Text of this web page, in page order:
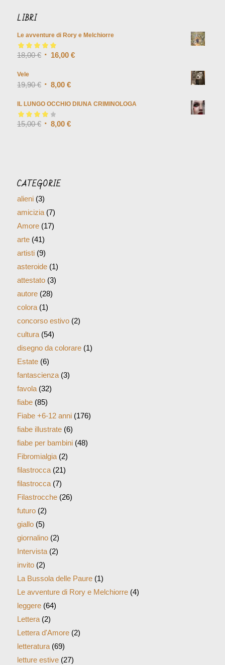
LIBRI
Le avventure di Rory e Melchiorre
Valutato5.00
su
18,00€ 16,00 €
Vele
19,90€ 8,00 €
IL LUNGO OCCHIO DIUNA CRIMINOLOGA
Valutato4.00
15,00€ 8,00 €
CATEGORIE
alieni(3)
amicizia(7)
Amore(17)
arte(41)
artisti(9)
asteroide(1)
attestato(3)
autore(28)
colora(1)
concorso estivo(2)
cultura(54)
disegno da colorare(1)
Estate(6)
fantascienza(3)
favola(32)
fiabe(85)
Fiabe +6-12 anni(176)
fiabe illustrate(6)
fiabe per bambini(48)
Fibromialgia(2)
filastrocca(21)
filastrocca(7)
Filastrocche(26)
futuro(2)
giallo(5)
giornalino(2)
Intervista(2)
invito(2)
La Bussola delle Paure(1)
Le avventure di Rory e Melchiorre(4)
leggere(64)
Lettera(2)
Lettera d'Amore(2)
letteratura(69)
letture estive(27)